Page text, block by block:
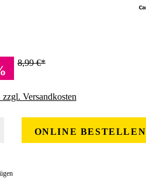
8,99 €*
Versandkosten
ONLINE BESTELLEN